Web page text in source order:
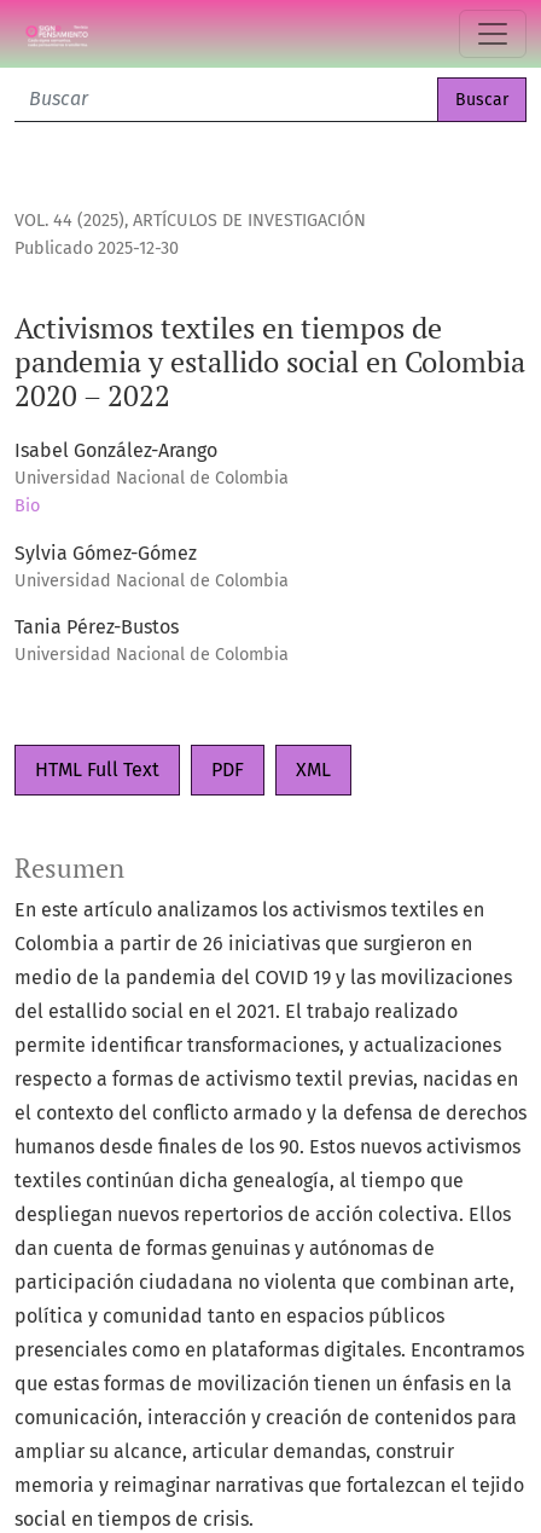
Activismos textiles en tiempos de pandemia y estallido
Buscar
VOL. 44 (2025), ARTÍCULOS DE INVESTIGACIÓN
Activismos textiles en tiempos de
pandemia y estallido social en Colombia
2020 – 2022
Publicado 2025-12-30
Isabel González-Arango
Universidad Nacional de Colombia
Bio
Sylvia Gómez-Gómez
Universidad Nacional de Colombia
Tania Pérez-Bustos
Universidad Nacional de Colombia
HTML Full Text PDF XML
Resumen
En este artículo analizamos los activismos textiles en
Colombia a partir de 26 iniciativas que surgieron en
medio de la pandemia del COVID 19 y las movilizaciones
del estallido social en el 2021. El trabajo realizado
permite identificar transformaciones, y actualizaciones
respecto a formas de activismo textil previas, nacidas en
el contexto del conflicto armado y la defensa de derechos
humanos desde finales de los 90. Estos nuevos activismos
textiles continúan dicha genealogía, al tiempo que
despliegan nuevos repertorios de acción colectiva. Ellos
dan cuenta de formas genuinas y autónomas de
participación ciudadana no violenta que combinan arte,
política y comunidad tanto en espacios públicos
presenciales como en plataformas digitales. Encontramos
que estas formas de movilización tienen un énfasis en la
comunicación, interacción y creación de contenidos para
ampliar su alcance, articular demandas, construir
memoria y reimaginar narrativas que fortalezcan el tejido
social en tiempos de crisis.